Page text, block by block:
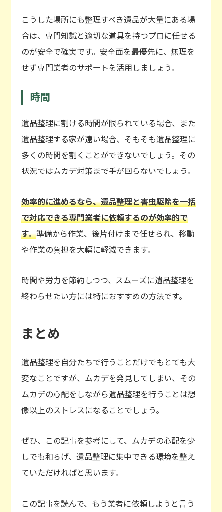
こうした場所にも整理すべき遺品が大量にある場
合は、専門知識と適切な道具を持つプロに任せる
のが安全で確実です。安全面を最優先に、無理を
せず専門業者のサポートを活用しましょう。
時間
遺品整理に割ける時間が限られている場合、また
遺品整理する家が遠い場合、そもそも遺品整理に
多くの時間を割くことができないでしょう。その
状況ではムカデ対策まで手が回らないでしょう。
効率的に進めるなら、遺品整理と害虫駆除を一括
で対応できる専門業者に依頼するのが効率的で
す。準備から作業、後片付けまで任せられ、移動
や作業の負担を大幅に軽減できます。
時間や労力を節約しつつ、スムーズに遺品整理を
終わらせたい方には特におすすめの方法です。
まとめ
遺品整理を自分たちで行うことだけでもとても大
変なことですが、ムカデを発見してしまい、その
ムカデの心配をしながら遺品整理を行うことは想
像以上のストレスになることでしょう。
ぜひ、この記事を参考にして、ムカデの心配を少
しでも和らげ、遺品整理に集中できる環境を整え
ていただければと思います。
この記事を読んで、もう業者に依頼しようと言う